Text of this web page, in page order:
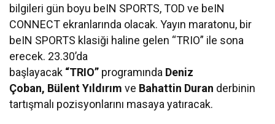
bilgileri gün boyu beIN SPORTS, TOD ve beIN
CONNECT ekranlarında olacak. Yayın maratonu, bir
beIN SPORTS klasiği haline gelen “TRIO” ile sona
erecek. 23.30’da
başlayacak “TRIO” programında Deniz
Çoban, Bülent Yıldırım ve Bahattin Duran derbinin
tartışmalı pozisyonlarını masaya yatıracak.